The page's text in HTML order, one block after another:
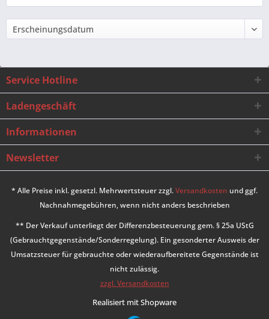
Service Hotline
Ladengeschäft
Informationen
Newsletter
* Alle Preise inkl. gesetzl. Mehrwertsteuer zzgl.Versandkosten und ggf.
Nachnahmegebühren, wenn nicht anders beschrieben
** Der Verkauf unterliegt der Differenzbesteuerung gem. § 25a UStG
(Gebrauchtgegenstände/Sonderregelung). Ein gesonderter Ausweis der
Umsatzsteuer für gebrauchte oder wiederaufbereitete Gegenstände ist
nicht zulässig.
zzgl. Versandkosten
Realisiert mit Shopware